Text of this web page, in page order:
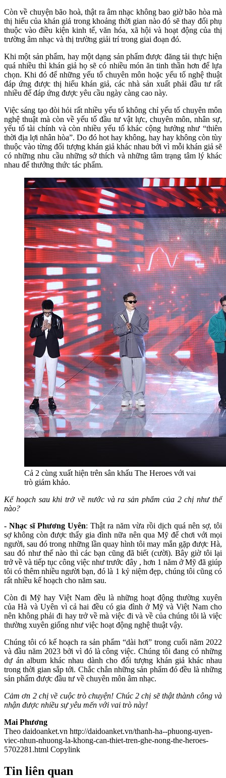
Còn về chuyện bão hoà, thật ra âm nhạc không bao giờ bão hòa mà
thị hiếu của khán giả trong khoảng thời gian nào đó sẽ thay đổi phụ
thuộc vào điều kiện kinh tế, văn hóa, xã hội và hoạt động của thị
trường âm nhạc và thị trường giải trí trong giai đoạn đó.
Khi một sản phẩm, hay một dạng sản phẩm được đăng tải thực hiện
quá nhiều thì khán giả họ sẽ có nhiều món ăn tinh thần hơn để lựa
chọn. Khi đó để những yếu tố chuyên môn hoặc yếu tố nghệ thuật
đáp ứng được thị hiếu khán giả, các nhà sản xuất phải đầu tư rất
nhiều để đáp ứng được yêu cầu ngày càng cao này.
Việc sáng tạo đòi hỏi rất nhiều yếu tố không chỉ yếu tố chuyên môn
nghệ thuật mà còn về yếu tố đầu tư vật lực, chuyên môn, nhân sự,
yếu tố tài chính và còn nhiều yếu tố khác cộng hưởng như “thiên
thời địa lợi nhân hòa”. Do đó hot hay không, hay hay không còn tùy
thuộc vào từng đối tượng khán giả khác nhau bởi vì mỗi khán giả sẽ
có những nhu cầu những sở thích và những tâm trạng tâm lý khác
nhau để thưởng thức tác phẩm.
Cả 2 cùng xuất hiện trên sân khấu The Heroes với vai
trò giám khảo.
Kế hoạch sau khi trở về nước và ra sản phẩm của 2 chị như thế
nào?
- Nhạc sĩ Phương Uyên: Thật ra năm vừa rồi dịch quá nên sợ, tôi
sợ không còn được thấy gia đình nữa nên qua Mỹ để chơi với mọi
người, sau đó trong những lần quay hình tôi may mắn gặp được Hà,
sau đó như thế nào thì các bạn cũng đã biết (cười). Bây giờ tôi lại
trở về và tiếp tục công việc như trước đây , hơn 1 năm ở Mỹ đã giúp
tôi có thêm nhiều người bạn, đó là 1 kỷ niệm đẹp, chúng tôi cũng có
rất nhiều kế hoạch cho năm sau.
Còn đi Mỹ hay Việt Nam đều là những hoạt động thường xuyên
của Hà và Uyên vì cả hai đều có gia đình ở Mỹ và Việt Nam cho
nên không phải đi hay trở về mà việc đi và về của chúng tôi là việc
thường xuyên giống như việc hoạt động nghệ thuật vậy.
Chúng tôi có kế hoạch ra sản phẩm “dài hơi” trong cuối năm 2022
và đầu năm 2023 bởi vì đó là công việc. Chúng tôi đang có những
dự án album khác nhau dành cho đối tượng khán giả khác nhau
trong thời gian sắp tới. Chắc chắn những sản phẩm đó đều là những
sản phẩm được đầu tư về chuyên môn âm nhạc.
Cảm ơn 2 chị về cuộc trò chuyện! Chúc 2 chị sẽ thật thành công và
nhận được nhiều sự yêu mến với vai trò này!
Mai Phương
Theo daidoanket.vn http://daidoanket.vn/thanh-ha--phuong-uyen-
viec-nhun-nhuong-la-khong-can-thiet-tren-ghe-nong-the-heroes-
5702281.html Copylink
Tin liên quan